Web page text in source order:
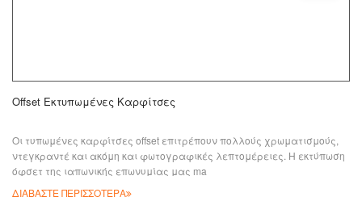
Offset Εκτυπωμένες Καρφίτσες
Οι τυπωμένες καρφίτσες offset επιτρέπουν πολλούς χρωματισμούς,
ντεγκραντέ και ακόμη και φωτογραφικές λεπτομέρειες. Η εκτύπωση
όφσετ της ιαπωνικής επωνυμίας μας ma
ΔΙΑΒΑΣΤΕ ΠΕΡΙΣΣΟΤΕΡΑ